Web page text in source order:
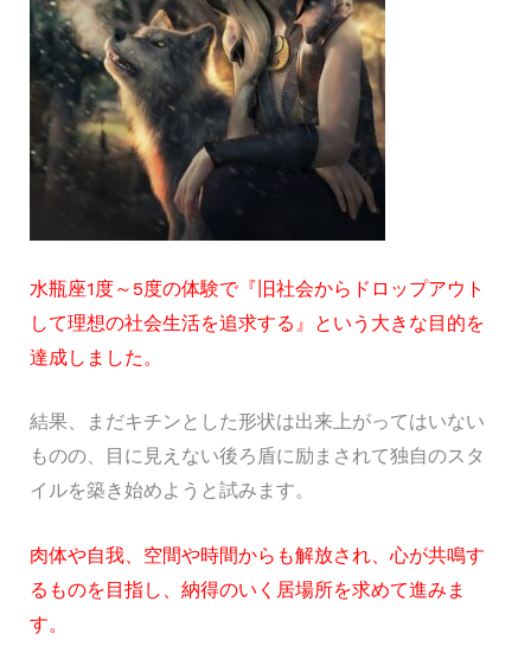
水瓶座1度～5度の体験で『旧社会からドロップアウト
して理想の社会生活を追求する』という大きな目的を
達成しました。
結果、まだキチンとした形状は出来上がってはいない
ものの、目に見えない後ろ盾に励まされて独自のスタ
イルを築き始めようと試みます。
肉体や自我、空間や時間からも解放され、心が共鳴す
るものを目指し、納得のいく居場所を求めて進みま
す。